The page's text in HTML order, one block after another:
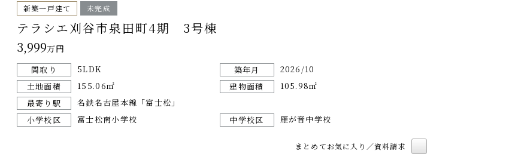
新築一戸建て 未完成
テラシエ刈谷市泉田町4期 3号棟
3,999万円
間取り 5LDK 築年月
2026/10
土地面積
155.06㎡ 建物面積
105.98㎡
最寄り駅
名鉄名古屋本線「富士松」
小学校区
富士松南小学校 中学校区 雁が音中学校
まとめてお気に入り／資料請求